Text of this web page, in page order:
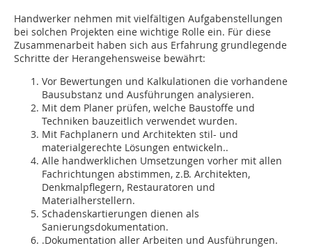
Handwerker nehmen mit vielfältigen Aufgabenstellungen
bei solchen Projekten eine wichtige Rolle ein. Für diese
Zusammenarbeit haben sich aus Erfahrung grundlegende
Schritte der Herangehensweise bewährt:
Vor Bewertungen und Kalkulationen die vorhandene
Bausubstanz und Ausführungen analysieren.
Mit dem Planer prüfen, welche Baustoffe und
Techniken bauzeitlich verwendet wurden.
Mit Fachplanern und Architekten stil- und
materialgerechte Lösungen entwickeln..
Alle handwerklichen Umsetzungen vorher mit allen
Fachrichtungen abstimmen, z.B. Architekten,
Denkmalpflegern, Restauratoren und
Materialherstellern.
Schadenskartierungen dienen als
Sanierungsdokumentation.
.Dokumentation aller Arbeiten und Ausführungen.